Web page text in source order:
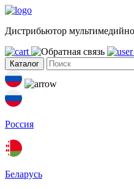
Дистрибьютор
Каталог
Россия
Беларусь